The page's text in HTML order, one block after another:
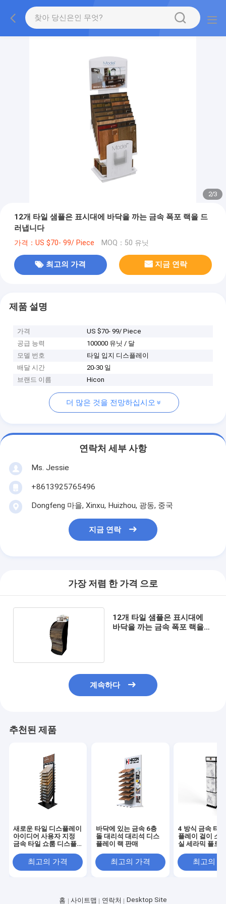
2/3
12개 타일 샘플은 표시대에 바닥을 까는 금속 폭포 랙을 드
러냅니다
가격：US $70- 99/ Piece MOQ：50 유닛
최고의 가격 지금 연락
제품 설명
가격
US $70- 99/ Piece
공급 능력
100000 유닛 / 달
모델 번호
타일 입지 디스플레이
배달 시간
20-30 일
브랜드 이름
Hicon
더 많은 것을 전망하십시오
연락처 세부 사항
Ms. Jessie
+8613925765496
Dongfeng 마을, Xinxu, Huizhou, 광동, 중국
지금 연락
가장 저렴 한 가격 으로
12개 타일 샘플은 표시대에
바닥을 까는 금속 폭포 랙을
계속하다
추천된 제품
새로운 타일 디스플레이
아이디어 사용자 지정
금속 타일 쇼룸 디스플
최고의 가격
바닥에 있는 금속 6층
돌 대리석 대리석 디스
플레이 랙 판매
최고의 가격
4 방식 금속 타
플레이 걸이 소
실 세라믹 플로
최고의
홈 사이트맵 연락처 Desktop Site